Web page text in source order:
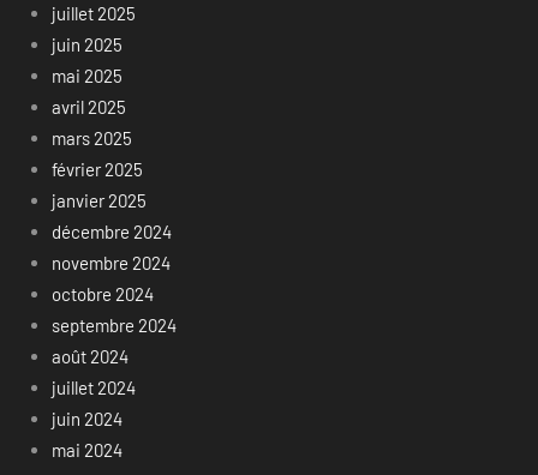
juillet 2025
juin 2025
mai 2025
avril 2025
mars 2025
février 2025
janvier 2025
décembre 2024
novembre 2024
octobre 2024
septembre 2024
août 2024
juillet 2024
juin 2024
mai 2024